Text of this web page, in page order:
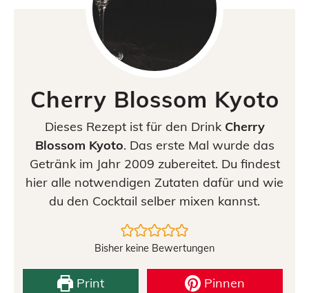
Cherry Blossom Kyoto
Dieses Rezept ist für den Drink Cherry
Blossom Kyoto. Das erste Mal wurde das
Getränk im Jahr 2009 zubereitet. Du findest
hier alle notwendigen Zutaten dafür und wie
du den Cocktail selber mixen kannst.
Bisher keine Bewertungen
Print Pinnen